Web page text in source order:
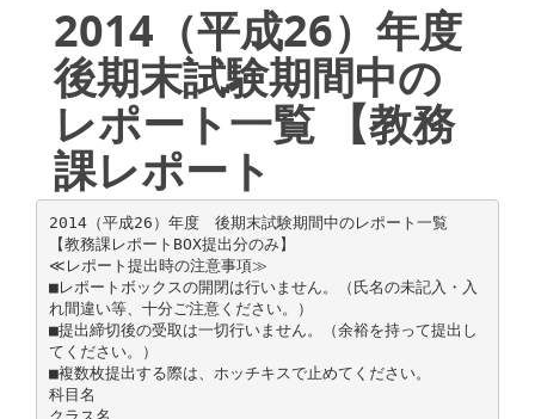
2014（平成26）年度
後期末試験期間中の
レポート一覧 【教務
課レポート
2014（平成26）年度 後期末試験期間中のレポート一覧
【教務課レポートBOX提出分のみ】
≪レポート提出時の注意事項≫
■レポートボックスの開閉は行いません。（氏名の未記入・入
れ間違い等、十分ご注意ください。）
■提出締切後の受取は一切行いません。（余裕を持って提出し
てください。）
■複数枚提出する際は、ホッチキスで止めてください。
科目名
クラス名